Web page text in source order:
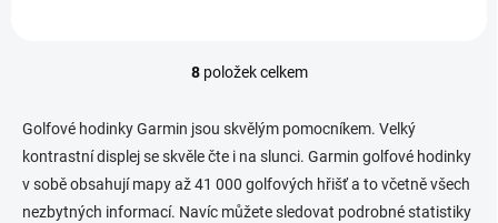
O
l
á
d
a
c
8položek celkem
Golfové hodinky Garmin jsou skvělým pomocníkem. Velký
kontrastní displej se skvěle čte i na slunci. Garmin golfové hodinky
v sobě obsahují mapy až 41 000 golfových hřišť a to včetně všech
nezbytných informací. Navíc můžete sledovat podrobné statistiky